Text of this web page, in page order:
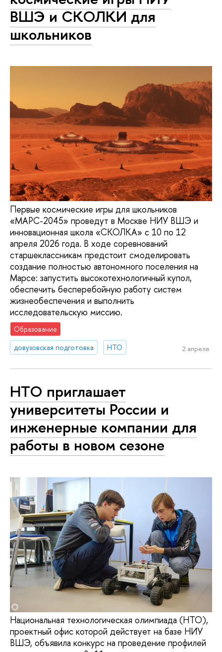
ВШЭ и СКОЛКИ для
школьников
Первые космические игры для школьников
«МАРС-2045» проведут в Москве НИУ ВШЭ и
инновационная школа «СКОЛКА» с 10 по 12
апреля 2026 года. В ходе соревнований
старшеклассникам предстоит смоделировать
создание полностью автономного поселения на
Марсе: запустить высокотехнологичный купол,
обеспечить бесперебойную работу систем
жизнеобеспечения и выполнить
исследовательскую миссию.
Образование
довузовская подготовка
НТО 2 апреля
НТО приглашает
университеты России и
инженерные компании для
работы в новом сезоне
Национальная технологическая олимпиада (НТО),
проектный офис которой действует на базе НИУ
ВШЭ, объявила конкурс на проведение профилей